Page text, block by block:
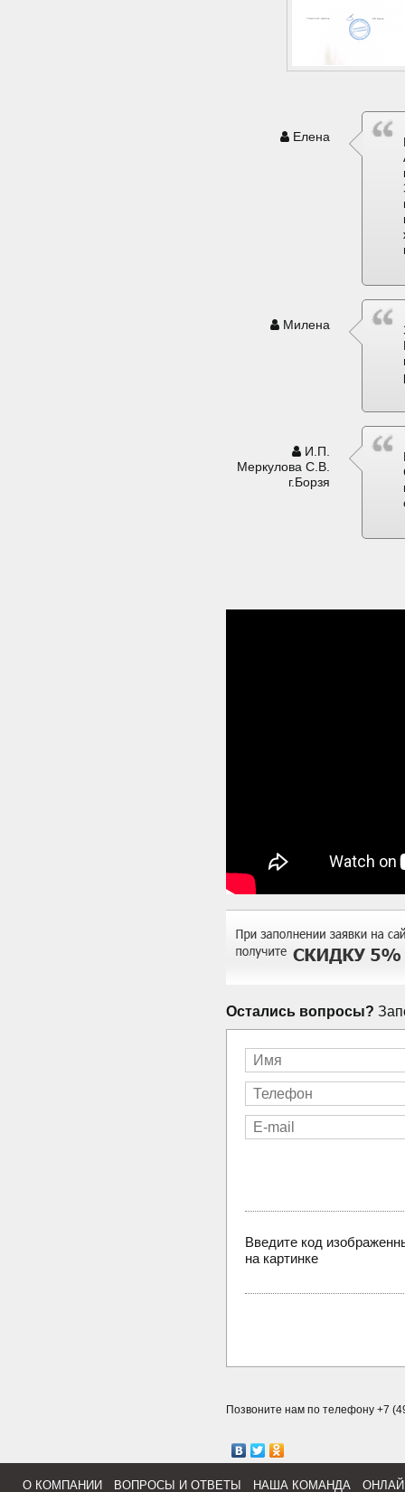
Елена
Милена
И.П.
Меркулова С.В.
г.Борзя
Остались вопросы?
Введите код
на картинке
Позвоните нам по телефону +7
О КОМПАНИИ ВОПРОСЫ И ОТВЕТЫ НАША КОМАНДА